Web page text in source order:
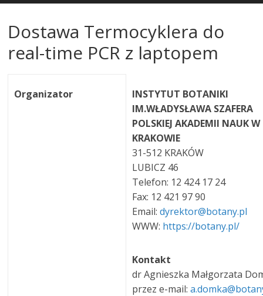
Dostawa Termocyklera do
real-time PCR z laptopem
Organizator
INSTYTUT BOTANIKI
IM.WŁADYSŁAWA SZAFERA
POLSKIEJ AKADEMII NAUK W
KRAKOWIE
31-512 KRAKÓW
LUBICZ 46
Telefon: 12 424 17 24
Fax: 12 421 97 90
Email:dyrektor@botany.pl
WWW: https://botany.pl/
Kontakt
dr Agnieszka Małgorzata
przez e-mail: